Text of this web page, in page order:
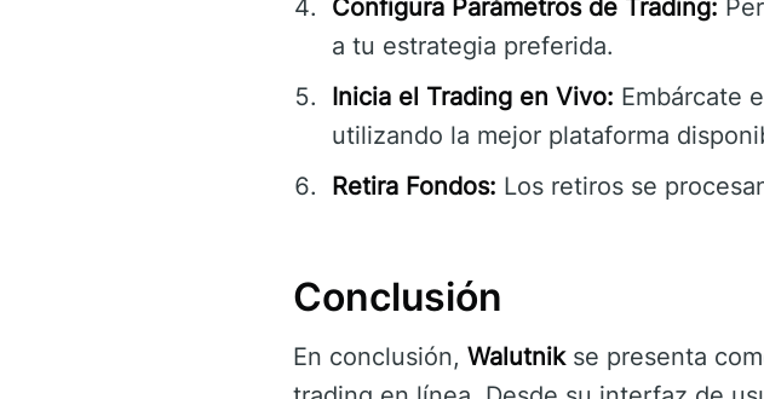
Configura Parámetros de Trading:
a tu estrategia preferida.
Inicia el Trading en Vivo: Embárcate
utilizando la mejor plataforma
Retira Fondos: Los retiros se
Conclusión
En conclusión, Walutnikse presenta